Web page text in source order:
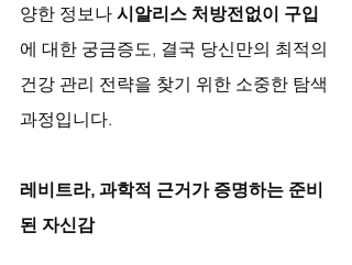
양한 정보나 시알리스 처방전없이 구입
에 대한 궁금증도, 결국 당신만의 최적의
건강 관리 전략을 찾기 위한 소중한 탐색
과정입니다.
레비트라, 과학적 근거가 증명하는 준비
된 자신감